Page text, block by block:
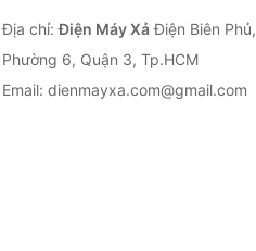
Địa chỉ:Điện Máy XảĐiện Biên Phủ,
Phường 6, Quận 3, Tp.HCM
Email: dienmayxa.com@gmail.com